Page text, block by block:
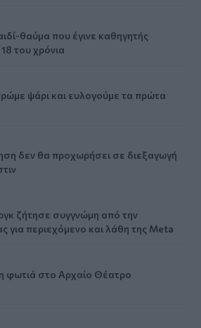
θαύμα που έγινε καθηγητής
του χρόνια
ψάρι και ευλογούμε τα πρώτα
δεν θα προχωρήσει σε διεξαγωγή
ζήτησε συγγνώμη από την
για περιεχόμενο και λάθη της Meta
φωτιά στο Αρχαίο Θέατρο